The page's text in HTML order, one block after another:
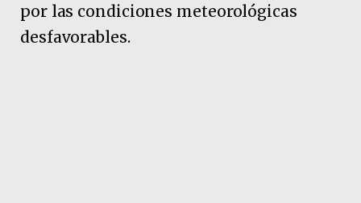
por las condiciones meteorológicas
desfavorables.